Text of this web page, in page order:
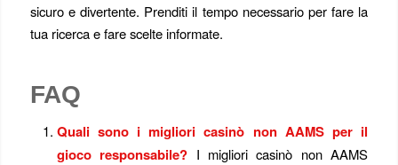
sicuro e divertente. Prenditi il tempo necessario per fare la
tua ricerca e fare scelte informate.
FAQ
Quali sono i migliori casinò non AAMS per il
gioco responsabile? I migliori casinò non AAMS